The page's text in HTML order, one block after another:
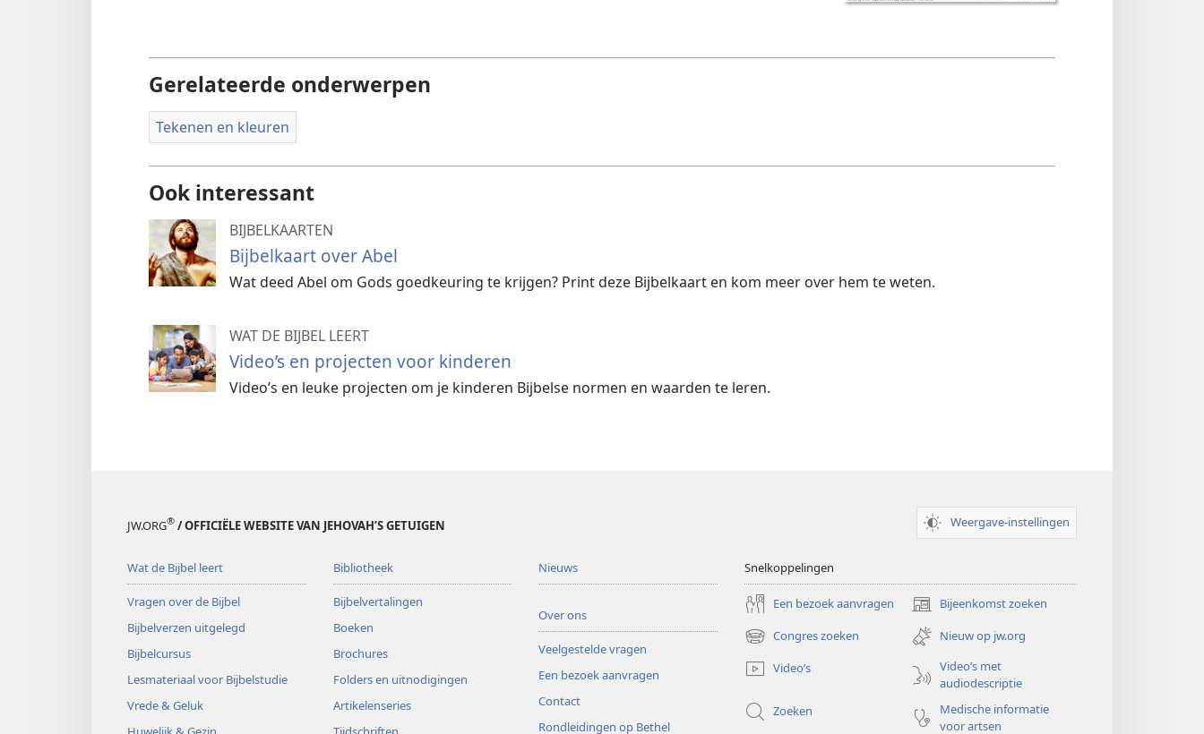
Gerelateerde onderwerpen
Tekenen en kleuren
Ook interessant
BIJBELKAARTEN
Bijbelkaart over Abel
Wat deed Abel om Gods goedkeuring te krijgen? Print deze Bijbelkaart en kom meer over hem te weten.
WAT DE BIJBEL LEERT
Video’s en projecten voor kinderen
Video’s en leuke projecten om je kinderen Bijbelse normen en waarden te leren.
JW.ORG® / OFFICIËLE WEBSITE VAN JEHOVAH’S GETUIGEN Weergave-instellingen
Wat de Bijbel leert
Vragen over de Bijbel
Bijbelverzen uitgelegd
Bijbelcursus
Lesmateriaal voor Bijbelstudie
Vrede & Geluk
Bibliotheek
Bijbelvertalingen
Boeken
Brochures
Folders en uitnodigingen
Artikelenseries
Nieuws
Over ons
Veelgestelde vragen
Een bezoek aanvragen
Contact
Rondleidingen op Bethel
Snelkoppelingen
Een bezoek aanvragen Bijeenkomst zoeken
(opent
nieuw
venster)
Congres zoeken
(opent
nieuw
venster)
Nieuw op jw.org
Video’s
Video’s met
audiodescriptie
Zoeken
Medische informatie
voor artsen